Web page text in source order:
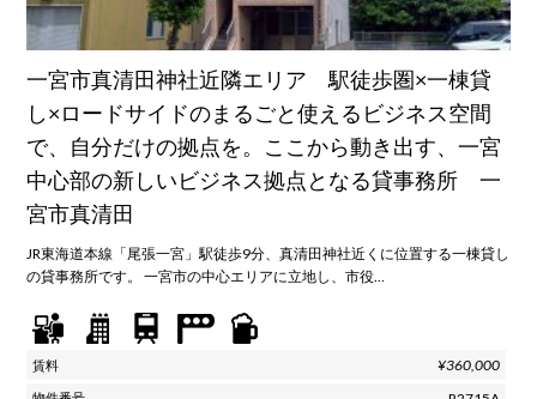
一宮市真清田神社近隣エリア 駅徒歩圏×一棟貸
し×ロードサイドのまるごと使えるビジネス空間
で、自分だけの拠点を。ここから動き出す、一宮
中心部の新しいビジネス拠点となる貸事務所 一
宮市真清田
JR東海道本線「尾張一宮」駅徒歩9分、真清田神社近くに位置する一棟貸し
の貸事務所です。 一宮市の中心エリアに立地し、市役…
¥360,000